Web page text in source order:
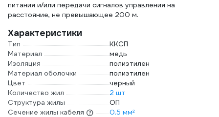
питания и/или передачи сигналов управления на
расстояние, не превышающее 200 м.
Характеристики
Тип
ККСП
Материал
медь
Изоляция
полиэтилен
Материал оболочки
полиэтилен
Цвет
черный
Количество жил
2 шт
Структура жилы
ОП
Сечение жилы кабеля
0.5 мм²